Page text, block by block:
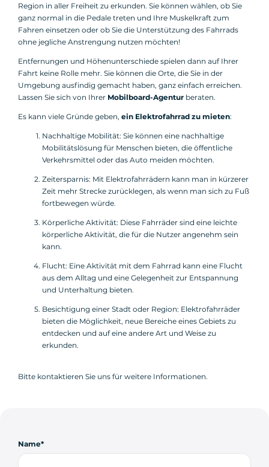
Region in aller Freiheit zu erkunden. Sie können wählen, ob Sie
ganz normal in die Pedale treten und Ihre Muskelkraft zum
Fahren einsetzen oder ob Sie die Unterstützung des Fahrrads
ohne jegliche Anstrengung nutzen möchten!
Entfernungen und Höhenunterschiede spielen dann auf Ihrer
Fahrt keine Rolle mehr. Sie können die Orte, die Sie in der
Umgebung ausfindig gemacht haben, ganz einfach erreichen.
Lassen Sie sich von Ihrer Mobilboard-Agentur beraten.
Es kann viele Gründe geben, ein Elektrofahrrad zu mieten:
Nachhaltige Mobilität: Sie können eine nachhaltige
Mobilitätslösung für Menschen bieten, die öffentliche
Verkehrsmittel oder das Auto meiden möchten.
Zeitersparnis: Mit Elektrofahrrädern kann man in kürzerer
Zeit mehr Strecke zurücklegen, als wenn man sich zu Fuß
fortbewegen würde.
Körperliche Aktivität: Diese Fahrräder sind eine leichte
körperliche Aktivität, die für die Nutzer angenehm sein
kann.
Flucht: Eine Aktivität mit dem Fahrrad kann eine Flucht
aus dem Alltag und eine Gelegenheit zur Entspannung
und Unterhaltung bieten.
Besichtigung einer Stadt oder Region: Elektrofahrräder
bieten die Möglichkeit, neue Bereiche eines Gebiets zu
entdecken und auf eine andere Art und Weise zu
erkunden.
Bitte kontaktieren Sie uns für weitere Informationen.
Name